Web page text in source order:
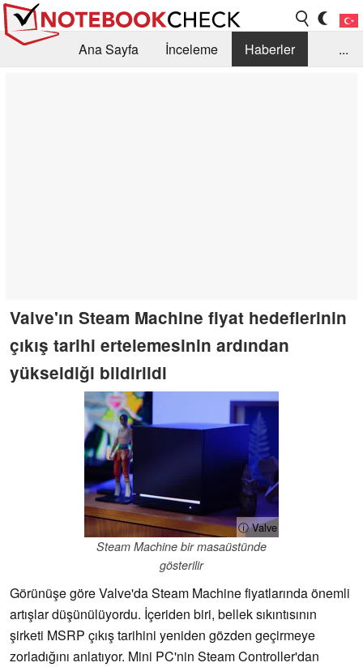
Ana Sayfa İnceleme
Haberler
...
Valve'ın Steam Machine fiyat hedeflerinin
çıkış tarihi ertelemesinin ardından
yükseldiği bildirildi
ⓘ Valve
Steam Machine bir masaüstünde
gösterilir
Görünüşe göre Valve'da Steam Machine fiyatlarında önemli
artışlar düşünülüyordu. İçeriden biri, bellek sıkıntısının
şirketi MSRP çıkış tarihini yeniden gözden geçirmeye
zorladığını anlatıyor. Mini PC'nin Steam Controller'dan